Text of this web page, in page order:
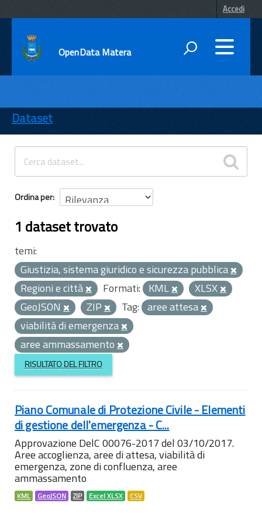
Accedi
OpenData Matera
ENTI
TEMI
INFORMAZIONI
Dataset
Ordina per
1 dataset trovato
temi:
Giustizia, sistema giuridico e sicurezza pubblica
Regioni e città
Formati: KML
XLSX
GeoJSON
ZIP Tag: aree attesa
viabilità di emergenza
aree ammassamento
RISULTATO DEL FILTRO
Piano Comunale di Protezione Civile - Elementi
di gestione dell'emergenza - C...
Approvazione DelC 00076-2017 del 03/10/2017.
Aree accoglienza, aree di attesa, viabilità di
emergenza, zone di confluenza, aree
ammassamento
KML GeoJSON ZIP Excel XLSX CSV